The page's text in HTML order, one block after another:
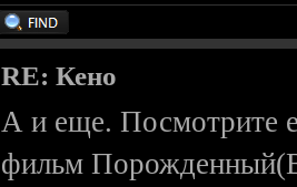
RE: Кено
А и еще. Посмотрите
фильм